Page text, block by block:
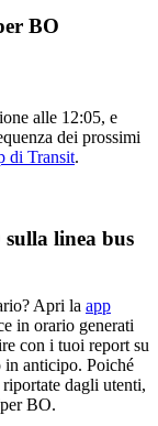
BO
alle 12:05, e
dei prossimi
di Transit.
linea bus
Apri la app
in orario generati
con i tuoi report su
anticipo. Poiché
dagli utenti,
BO.